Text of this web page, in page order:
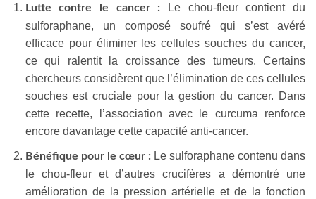
Lutte contre le cancer : Le chou-fleur contient du
sulforaphane, un composé soufré qui s’est avéré
efficace pour éliminer les cellules souches du cancer,
ce qui ralentit la croissance des tumeurs. Certains
chercheurs considèrent que l’élimination de ces cellules
souches est cruciale pour la gestion du cancer. Dans
cette recette, l’association avec le curcuma renforce
encore davantage cette capacité anti-cancer.
Bénéfique pour le cœur :Le sulforaphane contenu dans
le chou-fleur et d’autres crucifères a démontré une
amélioration de la pression artérielle et de la fonction